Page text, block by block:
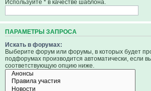
Используйте * в качестве шаблона.
ПАРАМЕТРЫ ЗАПРОСА
Искать в форумах:
Выберите форум или форумы, в которых будет
подфорумах производится автоматически, если
соответствующую опцию ниже.